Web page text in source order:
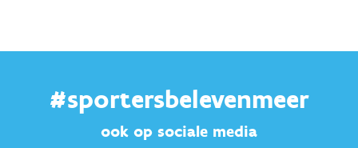
#sportersbelevenmeer
ook op sociale media